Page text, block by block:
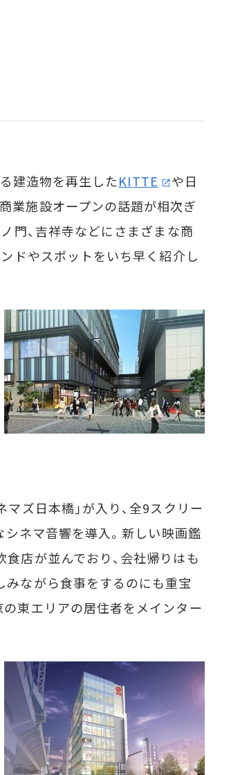
建造物を再生したKITTE
や日
業施設オープンの話題が相次ぎ
門、吉祥寺などにさまざまな商
ドやスポットをいち早く紹介し
ズ日本橋」が入り、全9スクリー
シネマ音響を導入。新しい映画鑑
店が並んでおり、会社帰りはも
みながら食事をするのにも重宝
の東エリアの居住者をメインター